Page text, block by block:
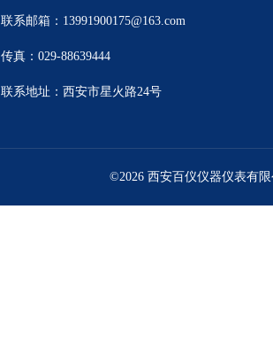
联系邮箱：13991900175@163.com
传真：029-88639444
联系地址：西安市星火路24号
©2026 西安百仪仪器仪表有